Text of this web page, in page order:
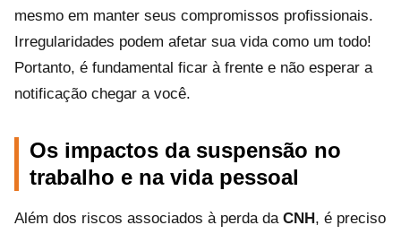
mesmo em manter seus compromissos profissionais.
Irregularidades podem afetar sua vida como um todo!
Portanto, é fundamental ficar à frente e não esperar a
notificação chegar a você.
Os impactos da suspensão no
trabalho e na vida pessoal
Além dos riscos associados à perda da CNH , é preciso